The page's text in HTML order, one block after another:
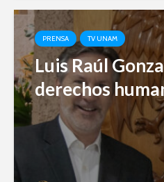
PRENSA TV UNAM
Luis Raúl
derechos